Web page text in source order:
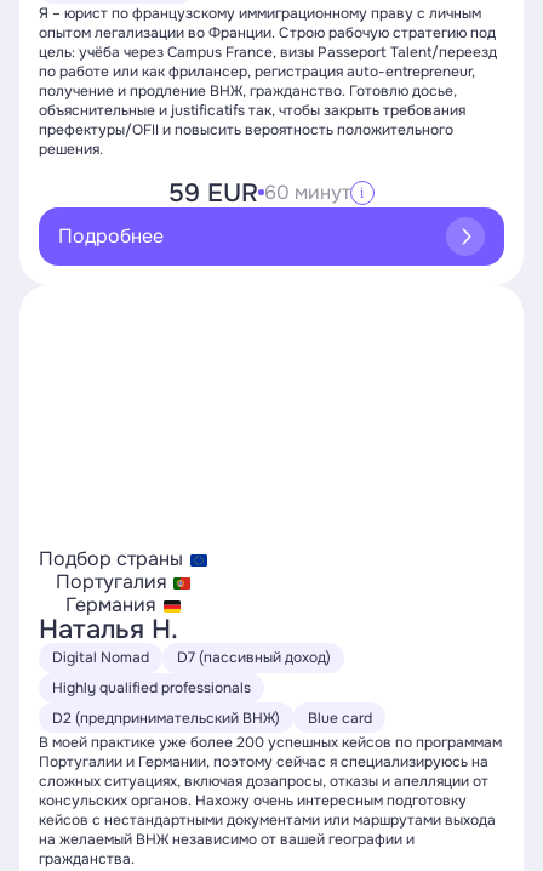
Я – юрист по французскому иммиграционному праву с личным
опытом легализации во Франции. Строю рабочую стратегию под
цель: учёба через Campus France, визы Passeport Talent/переезд
по работе или как фрилансер, регистрация auto-entrepreneur,
получение и продление ВНЖ, гражданство. Готовлю досье,
объяснительные и justificatifs так, чтобы закрыть требования
префектуры/OFII и повысить вероятность положительного
решения.
59 EUR 60 минут i
Подробнее
Подбор страны
Португалия
Германия
Наталья Н.
Digital Nomad
D7 (пассивный доход)
Highly qualified professionals
D2 (предпринимательский ВНЖ)
Blue card
В моей практике уже более 200 успешных кейсов по программам
Португалии и Германии, поэтому сейчас я специализируюсь на
сложных ситуациях, включая дозапросы, отказы и апелляции от
консульских органов. Нахожу очень интересным подготовку
кейсов с нестандартными документами или маршрутами выхода
на желаемый ВНЖ независимо от вашей географии и
гражданства.